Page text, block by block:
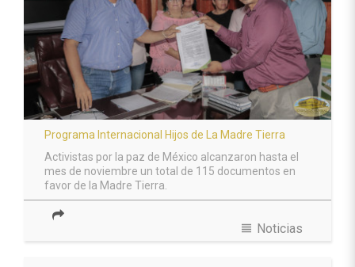
Programa Internacional Hijos de La Madre Tierra
Activistas por la paz de México alcanzaron hasta el
mes de noviembre un total de 115 documentos en
favor de la Madre Tierra.
view_headline Noticias